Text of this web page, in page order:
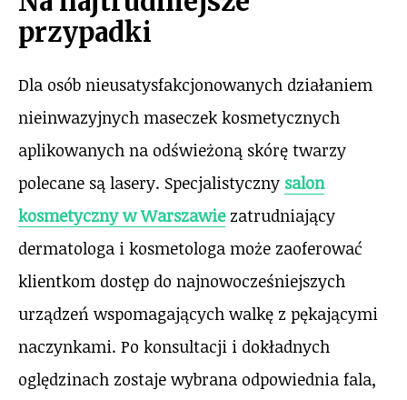
przypadki
Dla osób nieusatysfakcjonowanych działaniem
nieinwazyjnych maseczek kosmetycznych
aplikowanych na odświeżoną skórę twarzy
polecane są lasery. Specjalistyczny salon
kosmetyczny w Warszawiezatrudniający
dermatologa i kosmetologa może zaoferować
klientkom dostęp do najnowocześniejszych
urządzeń wspomagających walkę z pękającymi
naczynkami. Po konsultacji i dokładnych
oględzinach zostaje wybrana odpowiednia fala,